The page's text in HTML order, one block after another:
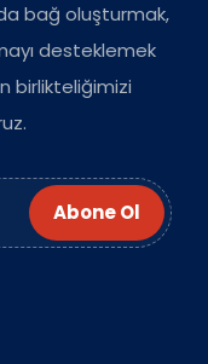
bağ oluşturmak,
desteklemek
birlikteliğimizi
Abone Ol